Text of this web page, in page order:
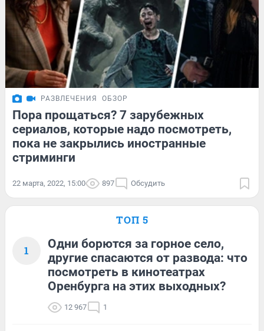
РАЗВЛЕЧЕНИЯ ОБЗОР
Пора прощаться? 7 зарубежных
сериалов, которые надо посмотреть,
пока не закрылись иностранные
стриминги
22 марта, 2022, 15:00 897 Обсудить
ТОП 5
1
Одни борются за горное село,
другие спасаются от развода: что
посмотреть в кинотеатрах
Оренбурга на этих выходных?
12 967 1